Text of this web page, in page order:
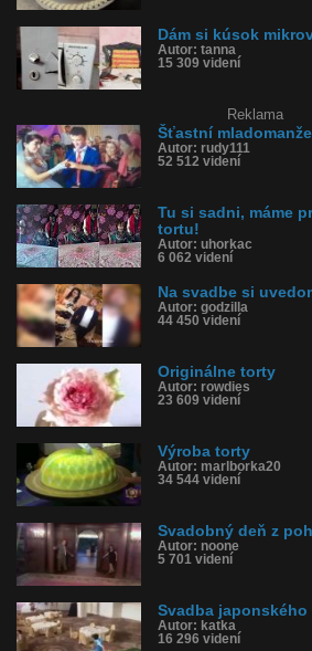
Dám si kúsok
Autor: tanna
15 309 videní
Reklama
Šťastní
Autor: rudy111
52 512 videní
Tu si sadni, máme
tortu!
Autor: uhorkac
6 062 videní
Na svadbe si
Autor: godzilla
44 450 videní
Originálne torty
Autor: rowdies
23 609 videní
Výroba torty
Autor: marlborka20
34 544 videní
Svadobný deň z
Autor: noone
5 701 videní
Svadba
Autor: katka
16 296 videní